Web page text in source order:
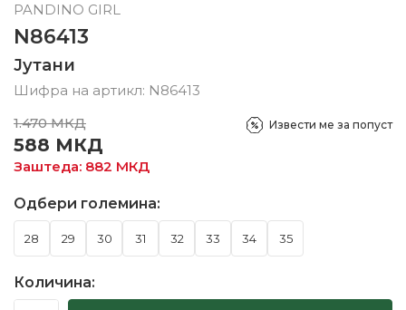
PANDINO GIRL
N86413
Јутани
Шифра на артикл: N86413
1.470 МКД
588 МКД
Заштеда: 882 МКД
Извести ме за попуст
Одбери големина:
28 29 30 31 32 33 34 35
Количина: